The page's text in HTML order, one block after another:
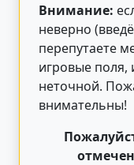
Внимание:
неверно
перепутаете
игровые поля,
неточной.
внимательны!